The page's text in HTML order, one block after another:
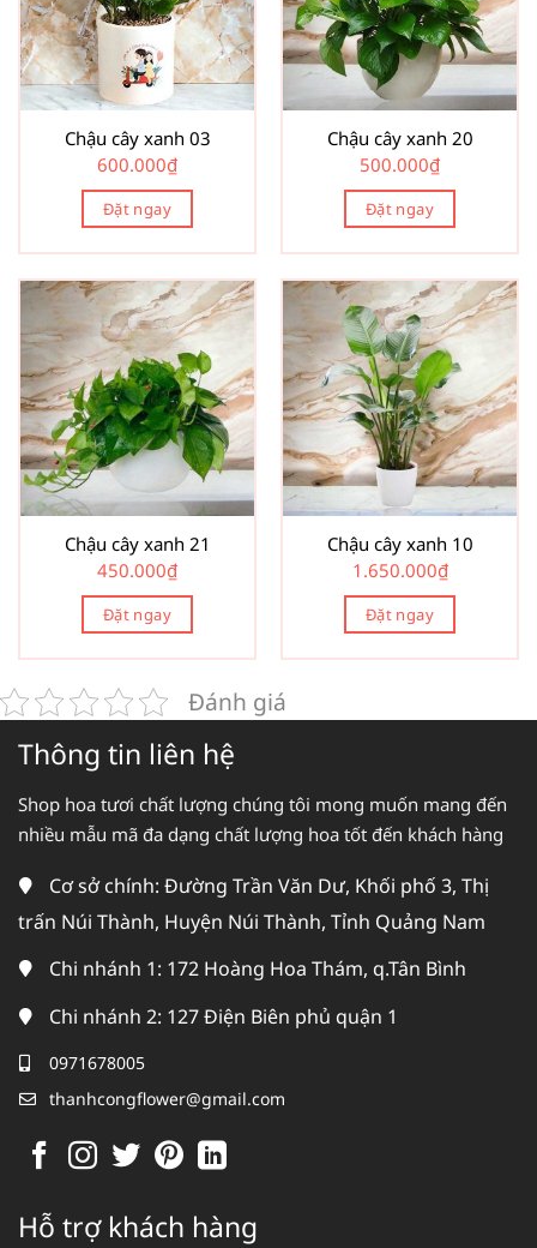
Chậu cây xanh 03
600.000₫
Đặt ngay
Chậu cây xanh 20
500.000₫
Đặt ngay
Chậu cây xanh 21
450.000₫
Đặt ngay
Chậu cây xanh 10
1.650.000₫
Đặt ngay
Đánh giá
Thông tin liên hệ
Shop hoa tươi chất lượng chúng tôi mong muốn mang đến
nhiều mẫu mã đa dạng chất lượng hoa tốt đến khách hàng
Cơ sở chính: Đường Trần Văn Dư, Khối phố 3, Thị
trấn Núi Thành, Huyện Núi Thành, Tỉnh Quảng Nam
Chi nhánh 1: 172 Hoàng Hoa Thám, q.Tân Bình
Chi nhánh 2: 127 Điện Biên phủ quận 1
0971678005
thanhcongflower@gmail.com
Hỗ trợ khách hàng